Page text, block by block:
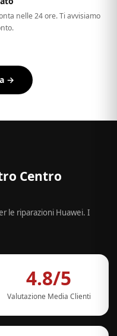
nelle 24 ore. Ti avvisiamo
→
Centro
le riparazioni Huawei. I
4.8/5
Valutazione Media Clienti